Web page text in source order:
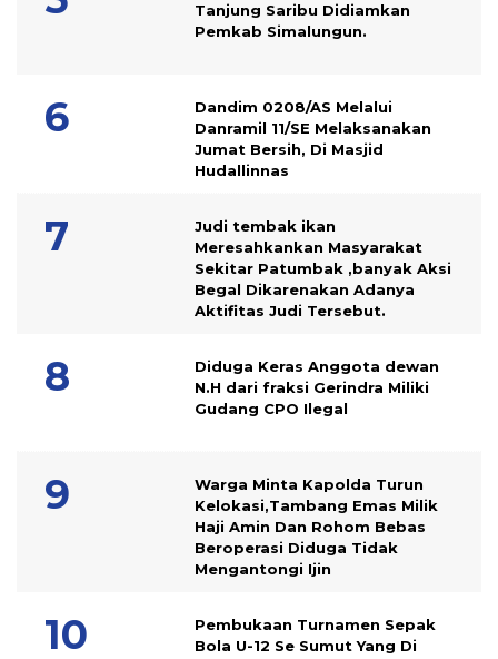
Tanjung Saribu Didiamkan
Pemkab Simalungun.
Dandim 0208/AS Melalui
Danramil 11/SE Melaksanakan
Jumat Bersih, Di Masjid
Hudallinnas
Judi tembak ikan
Meresahkankan Masyarakat
Sekitar Patumbak ,banyak Aksi
Begal Dikarenakan Adanya
Aktifitas Judi Tersebut.
Diduga Keras Anggota dewan
N.H dari fraksi Gerindra Miliki
Gudang CPO Ilegal
Warga Minta Kapolda Turun
Kelokasi,Tambang Emas Milik
Haji Amin Dan Rohom Bebas
Beroperasi Diduga Tidak
Mengantongi Ijin
Pembukaan Turnamen Sepak
Bola U-12 Se Sumut Yang Di